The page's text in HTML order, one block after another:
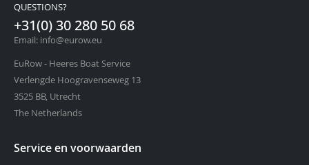
QUESTIONS?
+31(0) 30 280 50 68
Email: info@eurow.eu
EuRow - Heeres Boat Service
Verlengde Hoogravenseweg 13
3525 BB, Utrecht
The Netherlands
Service en voorwaarden